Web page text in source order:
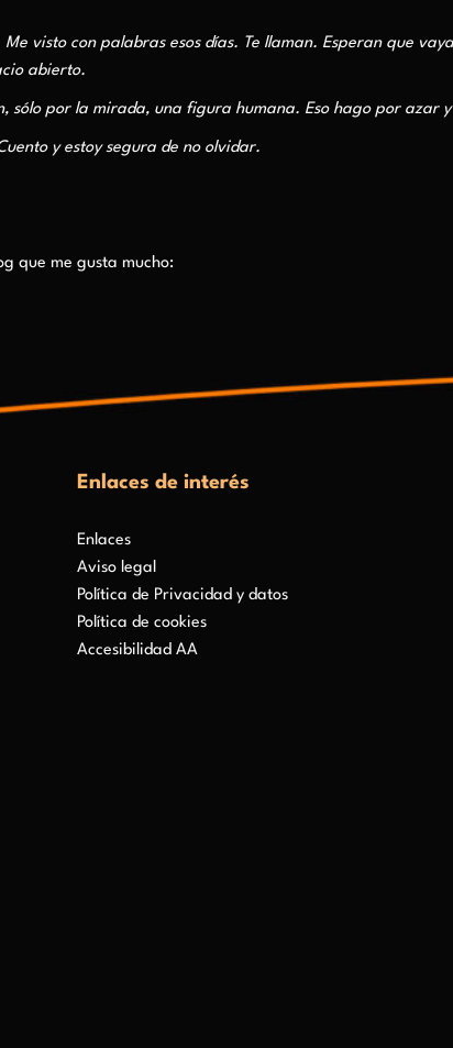
visto con palabras esos días. Te llaman. Esperan que
abierto.
sólo por la mirada, una figura humana. Eso hago por azar
y estoy segura de no olvidar.
que me gusta mucho:
Enlaces de interés
Enlaces
Aviso legal
Política de Privacidad y datos
Política de cookies
Accesibilidad AA